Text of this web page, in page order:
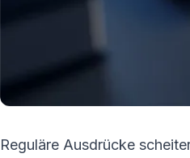
Reguläre Ausdrücke